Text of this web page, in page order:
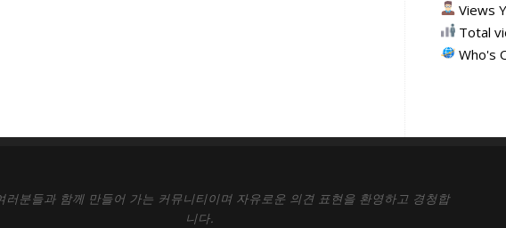
Views
Total
Who's
러분들과 함께 만들어 가는 커뮤니티이며 자유로운 의견 표현을 환영하고 경청합
니다.